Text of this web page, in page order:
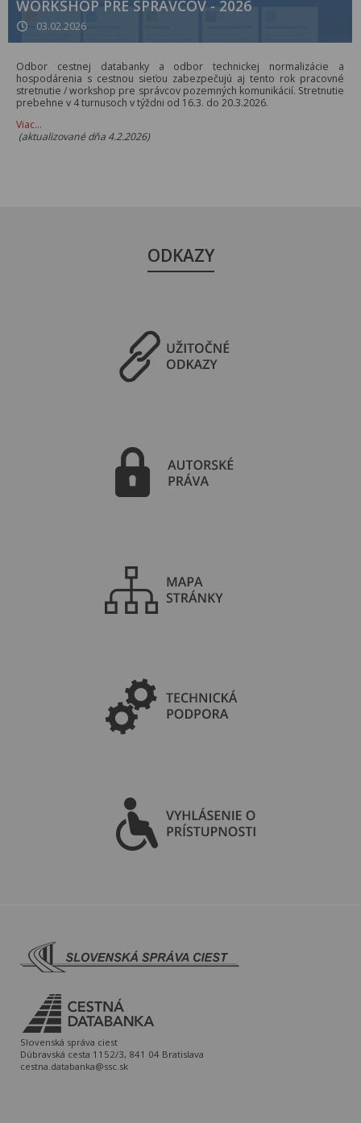
WORKSHOP PRE SPRÁVCOV - 2026
03.02.2026
Odbor cestnej databanky a odbor technickej normalizácie a
hospodárenia s cestnou sieťou zabezpečujú aj tento rok pracovné
stretnutie / workshop pre správcov pozemných komunikácií. Stretnutie
prebehne v 4 turnusoch v týždni od 16.3. do 20.3.2026.
Viac…
(aktualizované dňa 4.2.2026)
ODKAZY
Slovenská správa ciest
Dúbravská cesta 1152/3, 841 04 Bratislava
cestna.databanka@ssc.sk